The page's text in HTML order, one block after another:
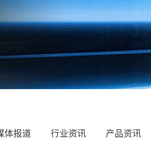
体报道 行业资讯 产品资讯